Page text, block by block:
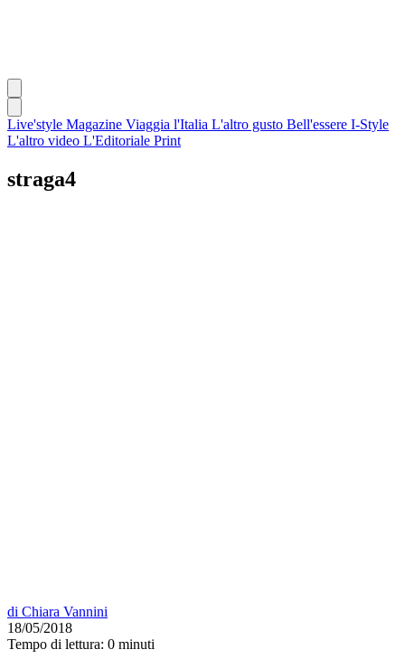
Live'style Magazine Viaggia l'Italia L'altro gusto Bell'essere I-Style
L'altro video L'Editoriale Print
straga4
di Chiara Vannini
18/05/2018
Tempo di lettura: 0 minuti